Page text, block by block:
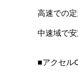
高速での
中速域で
■アクセル